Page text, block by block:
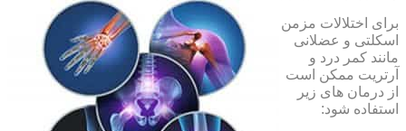
برای اختلالات مزمن
اسکلتی و عضلانی
مانند کمر درد و
آرتریت ممکن است
از درمان های زیر
استفاده شود: